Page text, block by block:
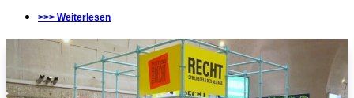
>>> Weiterlesen